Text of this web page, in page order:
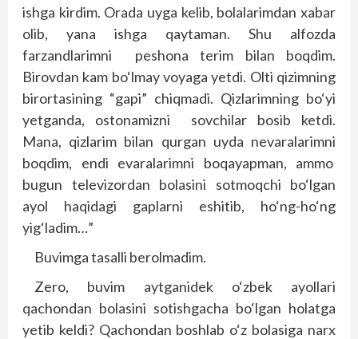
ishga kirdim. Orada uyga kelib, bolalarimdan xabar
olib, yana ishga qaytaman. Shu alfozda
farzandlarimni peshona terim bilan boqdim.
Birovdan kam bo‘lmay voyaga yetdi. Olti qizimning
birortasining “gapi” chiqmadi. Qizlarimning bo‘yi
yetganda, ostonamizni sovchilar bosib ketdi.
Mana, qizlarim bilan qurgan uyda nevaralarimni
boqdim, endi evaralarimni boqayapman, ammo
bugun televizordan bolasini sotmoqchi bo‘lgan
ayol haqidagi gaplarni eshitib, ho‘ng-ho‘ng
yig‘ladim…”
Buvimga tasalli berolmadim.
Zero, buvim aytganidek o‘zbek ayollari
qachondan bolasini sotishgacha bo‘lgan holatga
yetib keldi? Qachondan boshlab o‘z bolasiga narx